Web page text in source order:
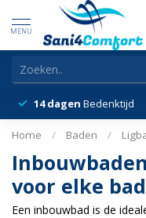
MENU
14 dagen Bedenktijd
Home / Baden /
voor elke
Een inbouwbad is de